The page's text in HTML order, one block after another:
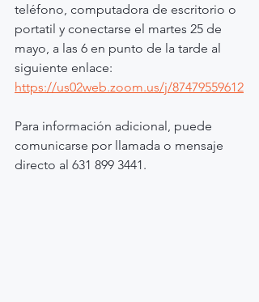
teléfono, computadora de escritorio o
portatil y conectarse el martes 25 de
mayo, a las 6 en punto de la tarde al
siguiente enlace:
https://us02web.zoom.us/j/87479559612
Para información adicional, puede
comunicarse por llamada o mensaje
directo al 631 899 3441.